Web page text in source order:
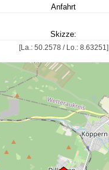
Anfahrt
Skizze:
[La.: 50.2578 / Lo.: 8.63251]